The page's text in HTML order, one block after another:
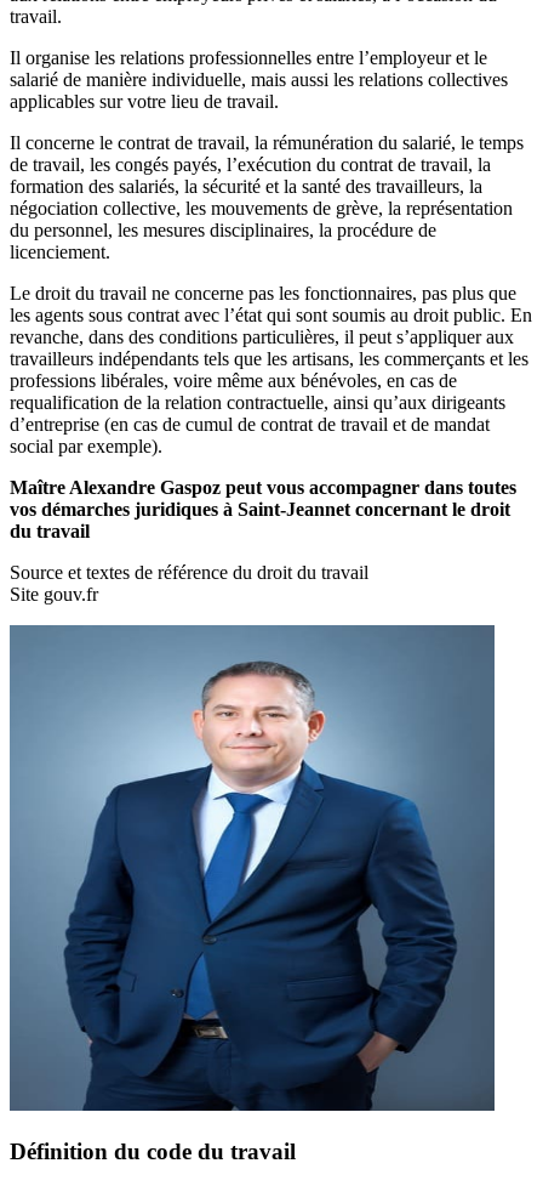
travail.
Il organise les relations professionnelles entre l’employeur et le
salarié de manière individuelle, mais aussi les relations collectives
applicables sur votre lieu de travail.
Il concerne le contrat de travail, la rémunération du salarié, le temps
de travail, les congés payés, l’exécution du contrat de travail, la
formation des salariés, la sécurité et la santé des travailleurs, la
négociation collective, les mouvements de grève, la représentation
du personnel, les mesures disciplinaires, la procédure de
licenciement.
Le droit du travail ne concerne pas les fonctionnaires, pas plus que
les agents sous contrat avec l’état qui sont soumis au droit public. En
revanche, dans des conditions particulières, il peut s’appliquer aux
travailleurs indépendants tels que les artisans, les commerçants et les
professions libérales, voire même aux bénévoles, en cas de
requalification de la relation contractuelle, ainsi qu’aux dirigeants
d’entreprise (en cas de cumul de contrat de travail et de mandat
social par exemple).
Maître Alexandre Gaspoz peut vous accompagner dans toutes
vos démarches juridiques à Saint-Jeannet concernant le droit
du travail
Source et textes de référence du droit du travail
Site gouv.fr
Définition du code du travail